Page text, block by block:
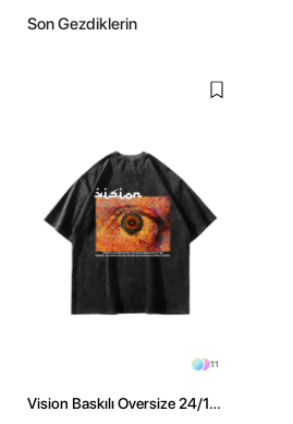
Son Gezdiklerin
11
Vision Baskılı Oversize 24/1